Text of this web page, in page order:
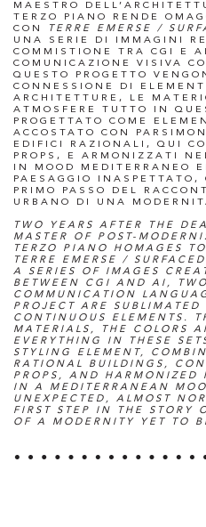
MAESTRO
TERZO PIANO RENDE
CON
TERRE EMERSE /
UNA SERIE DI IMMAGINI
COMMISTIONE TRA CGI E
COMUNICAZIONE VISIVA
QUESTO PROGETTO
CONNESSIONE DI
ARCHITETTURE, LE
ATMOSFERE TUTTO IN
PROGETTATO COME
ACCOSTATO CON
EDIFICI RAZIONALI, QUI
PROPS, E ARMONIZZATI
IN MOOD MEDITERRANEO
PAESAGGIO
PRIMO PASSO DEL
URBANO DI UNA
TWO YEARS AFTER THE
MASTER OF POST-
TERZO PIANO HOMAGES
TERRE EMERSE /
A SERIES OF IMAGES
BETWEEN CGI AND AI,
COMMUNICATION
PROJECT ARE
CONTINUOUS ELEMENTS.
MATERIALS, THE COLORS
EVERYTHING IN THESE
STYLING ELEMENT,
RATIONAL BUILDINGS,
PROPS, AND HARMONIZED
IN A MEDITERRANEAN
UNEXPECTED, ALMOST
FIRST STEP IN THE STORY
OF A MODERNITY YET TO